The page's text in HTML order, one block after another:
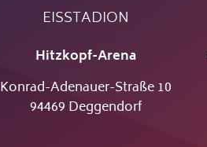
EISSTADION
Hitzkopf-Arena
Konrad-Adenauer-Straße 10
94469 Deggendorf